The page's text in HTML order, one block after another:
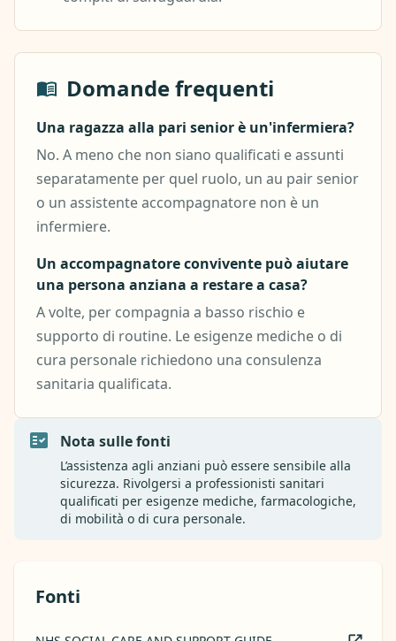
Domande frequenti
Una ragazza alla pari senior è un'infermiera?
No. A meno che non siano qualificati e assunti
separatamente per quel ruolo, un au pair senior
o un assistente accompagnatore non è un
infermiere.
Un accompagnatore convivente può aiutare
una persona anziana a restare a casa?
A volte, per compagnia a basso rischio e
supporto di routine. Le esigenze mediche o di
cura personale richiedono una consulenza
sanitaria qualificata.
Nota sulle fonti
L’assistenza agli anziani può essere sensibile alla
sicurezza. Rivolgersi a professionisti sanitari
qualificati per esigenze mediche, farmacologiche,
di mobilità o di cura personale.
Fonti